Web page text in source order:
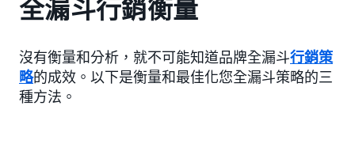
全漏斗行銷衡量
沒有衡量和分析，就不可能知道品牌全漏斗行銷策
略的成效。以下是衡量和最佳化您全漏斗策略的三
種方法。